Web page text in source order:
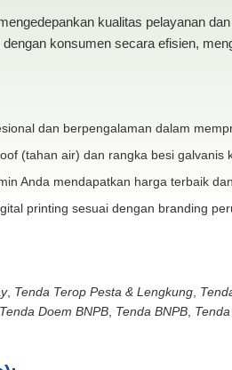
kualitas pelayanan
konsumen secara efisien,
dan berpengalaman dalam
(tahan air) dan rangka besi galvanis
Anda mendapatkan harga terbaik
printing sesuai dengan branding
, Tenda Terop Pesta & Lengkung,
Tenda Doem BNPB, Tenda BNPB,